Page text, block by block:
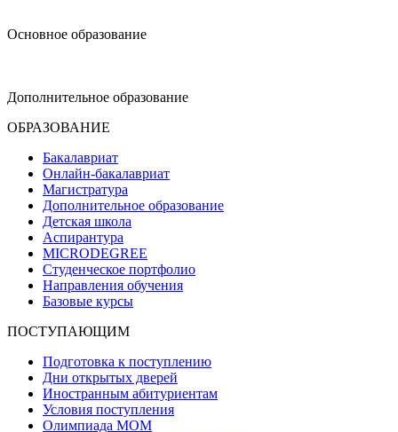
Основное образование
Дополнительное образование
ОБРАЗОВАНИЕ
Бакалавриат
Онлайн-бакалавриат
Магистратура
Дополнительное образование
Детская школа
Аспирантура
MICRODEGREE
Студенческое портфолио
Направления обучения
Базовые курсы
ПОСТУПАЮЩИМ
Подготовка к поступлению
Дни открытых дверей
Иностранным абитуриентам
Условия поступления
Олимпиада МОМ